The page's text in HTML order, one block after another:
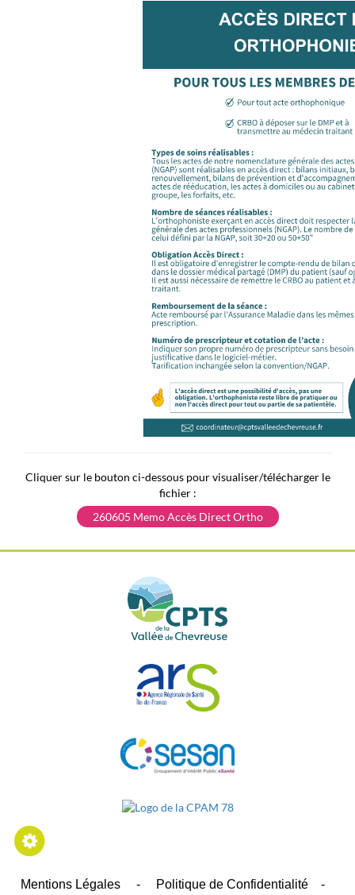
Cliquer sur le bouton ci-dessous pour visualiser/télécharger le
fichier :
260605 Memo Accès Direct Ortho
Mentions Légales - Politique de Confidentialité -